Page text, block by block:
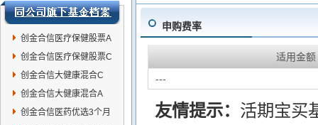
创金合信医疗保健股票A
创金合信医疗保健股票C
创金合信大健康混合C
创金合信大健康混合A
创金合信医药优选3个月
申购费率
适用金额
---
友情提示： 活期宝买